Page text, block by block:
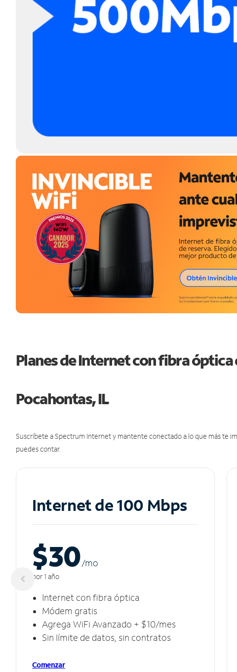
Planes de Internet con fibra óptica
Pocahontas, IL
Suscríbete a Spectrum Internet y mantente conectado a lo que más te
puedes contar.
Internet de 100 Mbps
$30/mo
por 1 año
Internet con fibra óptica
Módem gratis
Agrega WiFi Avanzado + $10/mes
Sin límite de datos, sin contratos
Comenzar